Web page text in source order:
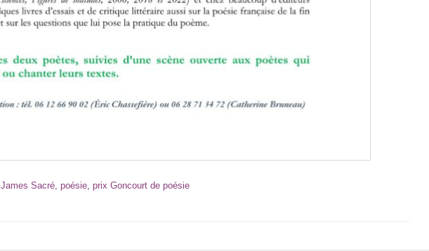
James Sacré, poésie, prix Goncourt de poésie